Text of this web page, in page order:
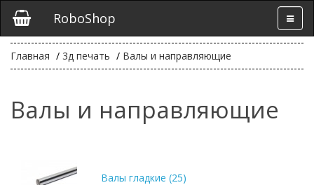
RoboShop
Главная 3д печать Валы и направляющие
Валы и направляющие
Валы гладкие (25)